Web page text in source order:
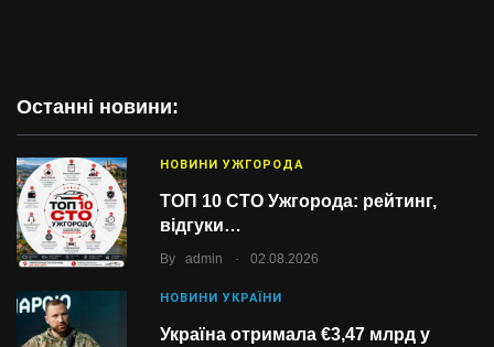
Останні новини:
НОВИНИ УЖГОРОДА
ТОП 10 СТО Ужгорода: рейтинг,
відгуки…
By admin . 02.08.2026
НОВИНИ УКРАЇНИ
Україна отримала €3,47 млрд у